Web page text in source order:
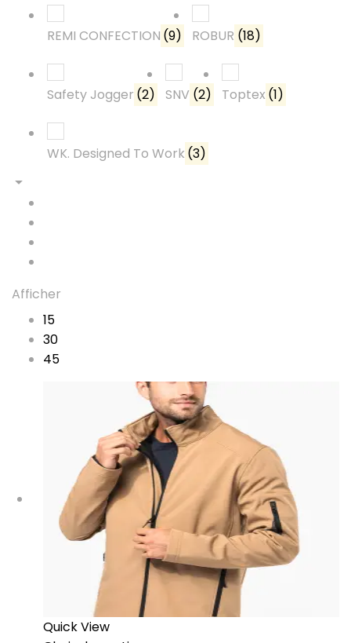
REMI CONFECTION (9) ROBUR (18)
Safety Jogger (2) SNV (2) Toptex (1)
WK. Designed To Work (3)
Afficher
15
30
45
Quick View